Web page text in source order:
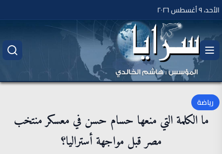
الأحد، ٩ أغسطس ٢٠٢٦
رياضة
ما الكلمة التي منعها حسام حسن في معسكر منتخب
مصر قبل مواجهة أستراليا؟